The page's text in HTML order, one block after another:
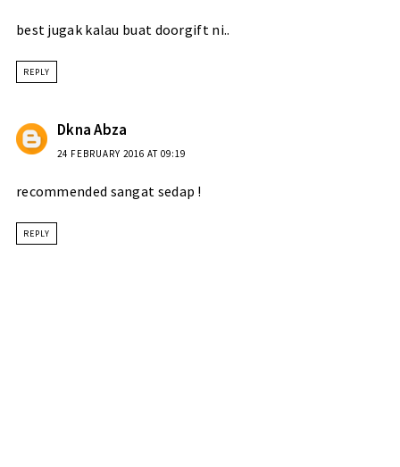
best jugak kalau buat doorgift ni..
REPLY
Dkna Abza
24 FEBRUARY 2016 AT 09:19
recommended sangat sedap !
REPLY